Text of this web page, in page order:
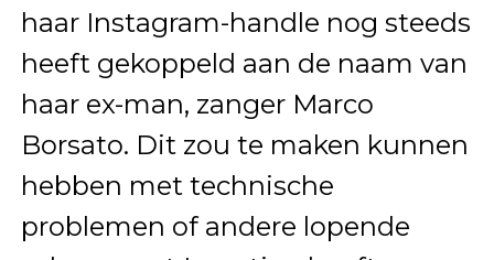
haar Instagram-handle nog steeds
heeft gekoppeld aan de naam van
haar ex-man, zanger Marco
Borsato. Dit zou te maken kunnen
hebben met technische
problemen of andere lopende